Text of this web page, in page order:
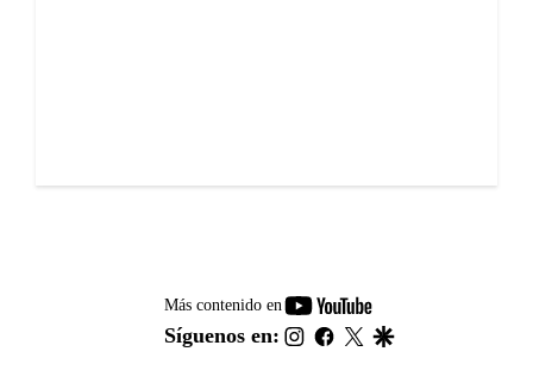
Más contenido en
youtube-
footer
Síguenos en: instagram
facebook
twitter